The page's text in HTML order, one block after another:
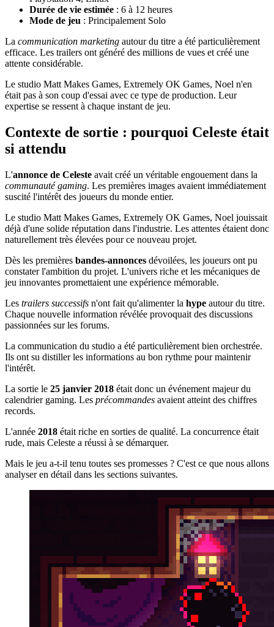
Durée de vie estimée : 6 à 12 heures
Mode de jeu : Principalement Solo
La communication marketing autour du titre a été particulièrement
efficace. Les trailers ont généré des millions de vues et créé une
attente considérable.
Le studio Matt Makes Games, Extremely OK Games, Noel n'en
était pas à son coup d'essai avec ce type de production. Leur
expertise se ressent à chaque instant de jeu.
Contexte de sortie : pourquoi Celeste était
si attendu
L'annonce de Celeste avait créé un véritable engouement dans la
communauté gaming. Les premières images avaient immédiatement
suscité l'intérêt des joueurs du monde entier.
Le studio Matt Makes Games, Extremely OK Games, Noel jouissait
déjà d'une solide réputation dans l'industrie. Les attentes étaient donc
naturellement très élevées pour ce nouveau projet.
Dès les premières bandes-annonces dévoilées, les joueurs ont pu
constater l'ambition du projet. L'univers riche et les mécaniques de
jeu innovantes promettaient une expérience mémorable.
Les trailers successifs n'ont fait qu'alimenter la hype autour du titre.
Chaque nouvelle information révélée provoquait des discussions
passionnées sur les forums.
La communication du studio a été particulièrement bien orchestrée.
Ils ont su distiller les informations au bon rythme pour maintenir
l'intérêt.
La sortie le 25 janvier 2018 était donc un événement majeur du
calendrier gaming. Les précommandes avaient atteint des chiffres
records.
L'année 2018 était riche en sorties de qualité. La concurrence était
rude, mais Celeste a réussi à se démarquer.
Mais le jeu a-t-il tenu toutes ses promesses ? C'est ce que nous allons
analyser en détail dans les sections suivantes.